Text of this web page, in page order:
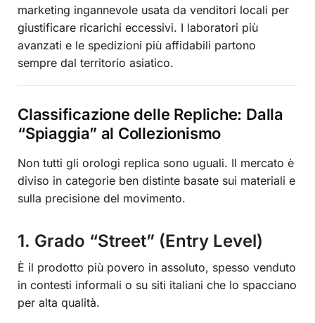
marketing ingannevole usata da venditori locali per
giustificare ricarichi eccessivi. I laboratori più
avanzati e le spedizioni più affidabili partono
sempre dal territorio asiatico.
Classificazione delle Repliche: Dalla
“Spiaggia” al Collezionismo
Non tutti gli orologi replica sono uguali. Il mercato è
diviso in categorie ben distinte basate sui materiali e
sulla precisione del movimento.
1. Grado “Street” (Entry Level)
È il prodotto più povero in assoluto, spesso venduto
in contesti informali o su siti italiani che lo spacciano
per alta qualità.